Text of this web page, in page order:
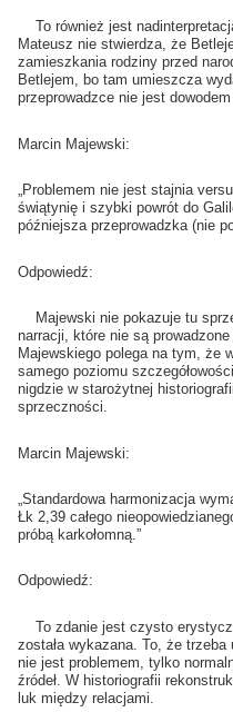
To również jest
Mateusz nie stwierdza, że
zamieszkania rodziny przed
Betlejem, bo tam umieszcza
przeprowadzce nie jest
Marcin Majewski:
„Problemem nie jest stajnia
świątynię i szybki powrót do
późniejsza przeprowadzka (nie
Odpowiedź:
Majewski nie pokazuje tu
narracji, które nie są
Majewskiego polega na tym, że
samego poziomu
nigdzie w starożytnej
sprzeczności.
Marcin Majewski:
„Standardowa harmonizacja
Łk 2,39 całego
próbą karkołomną.”
Odpowiedź:
To zdanie jest czysto
została wykazana. To, że trzeba
nie jest problemem, tylko
źródeł. W historiografii
luk między relacjami.